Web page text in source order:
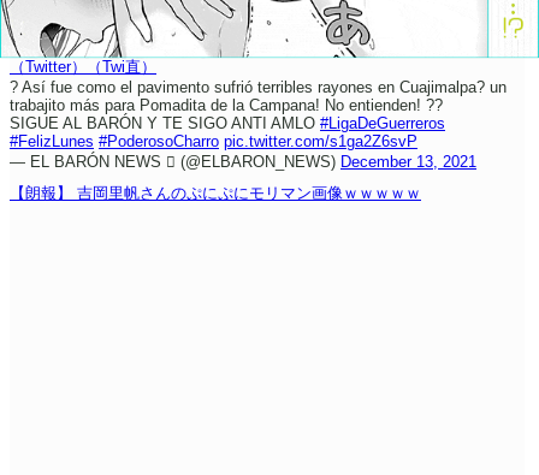
（Twitter）
（Twi直）
? Así fue como el pavimento sufrió terribles rayones en Cuajimalpa? un
trabajito más para Pomadita de la Campana! No entienden! ??
SIGUE AL BARÓN Y TE SIGO ANTI AMLO #LigaDeGuerreros
#FelizLunes #PoderosoCharro pic.twitter.com/s1ga2Z6svP
— EL BARÓN NEWS  (@ELBARON_NEWS) December 13, 2021
【朗報】 吉岡里帆さんのぷにぷにモリマン画像ｗｗｗｗｗ